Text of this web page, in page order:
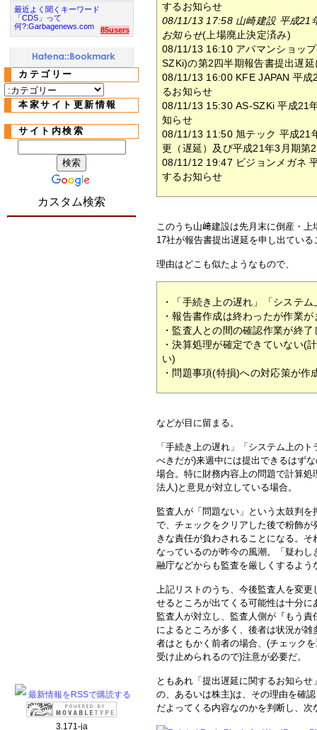
するお知らせ
08/11/13 17:58 山崎建設 平成21
お知らせ(上場廃止決定済み)
08/11/13 16:10 アパマンショッ
SZKi)の第2四半期報告書提出遅
08/11/13 16:00 KFE JAPAN 平
るお知らせ
08/11/13 15:30 AS-SZKi 平成21
知らせ
08/11/13 11:50 旭テック 平成21
更（遅延）及び平成21年3月期第
08/11/12 19:47 ビジョンメガネ
するお知らせ
このうち山﨑建設は先月末に倒産・
17社が報告書提出遅延を申し出ている
理由はどこも似たようなもので、
・「手続き上の遅れ」「システ
・報告書作成は終わったが作業
・監査人との間の確認作業が終
・決算処理が確定できていない(
い)
・問題事項(特損)への対応策が作
などが目に留まる。
「手続き上の遅れ」「システム上の
べきだが)来週中には提出できるはず
場合。特に財務内容上の問題で計算
法人)と意見が対立している場合。
監査人が「問題ない」という太鼓判
で、チェックをクリアした後で粉飾
きな責任が負わされることになる。
なっているのが昨今の風潮。「疑わ
融庁などからも監査を厳しくするよ
上記リストのうち、今後監査人を変
せるところが出てくる可能性は十分
監査人が対立し、監査人側が『もう
によるところが多く、後者は状況が
者はともかく前者の場合、(チェック
受け止められるので)注意が必要だ。
ともあれ「提出遅延に関するお知ら
の、あるいは株主)は、その理由を確
だよってくる内容なのかを判断し、
最近よく聞くキーワード
「CDS」って
何?:Garbagenews.com
85users
カテゴリー
本家サイト更新情報
サイト内検索
カスタム検索
最新情報をRSSで購読する
3.171-ja